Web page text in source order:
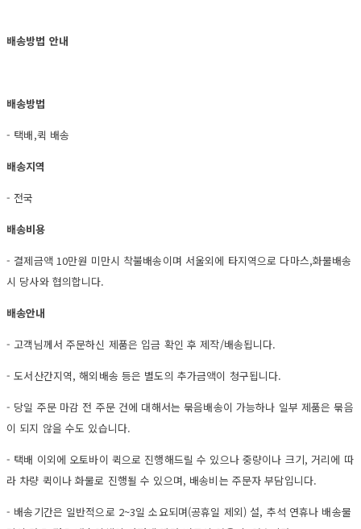
배송방법 안내
배송방법
- 택배,퀵 배송
배송지역
- 전국
배송비용
- 결제금액 10만원 미만시 착불배송이며 서울외에 타지역으로 다마스,화물배송
시 당사와 협의합니다.
배송안내
- 고객님께서 주문하신 제품은 입금 확인 후 제작/배송됩니다.
- 도서산간지역, 해외배송 등은 별도의 추가금액이 청구됩니다.
- 당일 주문 마감 전 주문 건에 대해서는 묶음배송이 가능하나 일부 제품은 묶음
이 되지 않을 수도 있습니다.
- 택배 이외에 오토바이 퀵으로 진행해드릴 수 있으나 중량이나 크기, 거리에 따
라 차량 퀵이나 화물로 진행될 수 있으며, 배송비는 주문자 부담입니다.
- 배송기간은 일반적으로 2~3일 소요되며(공휴일 제외) 설, 추석 연휴나 배송물